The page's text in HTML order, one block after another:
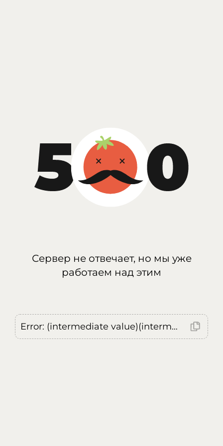
Сервер не отвечает, но мы уже
работаем над этим
Error: (intermediate value)(intermediate value)(intermediate value).replaceAll is not a function